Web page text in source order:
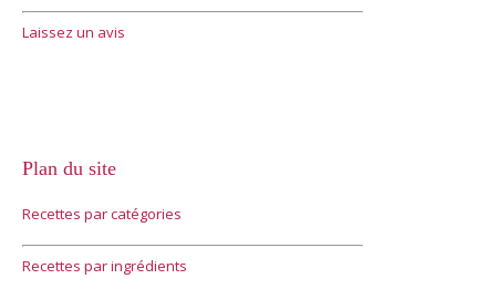
Laissez un avis
Plan du site
Recettes par catégories
Recettes par ingrédients